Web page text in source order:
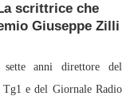
scrittrice che
Giuseppe Zilli
anni direttore del
Tg1 e del Giornale Radio